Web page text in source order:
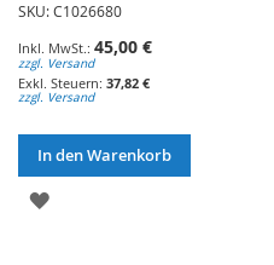
SKU: C1026680
45,00 €
zzgl. Versand
37,82 €
zzgl. Versand
In den Warenkorb
ZUR